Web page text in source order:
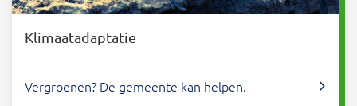
Klimaatadaptatie
Vergroenen? De gemeente kan helpen.